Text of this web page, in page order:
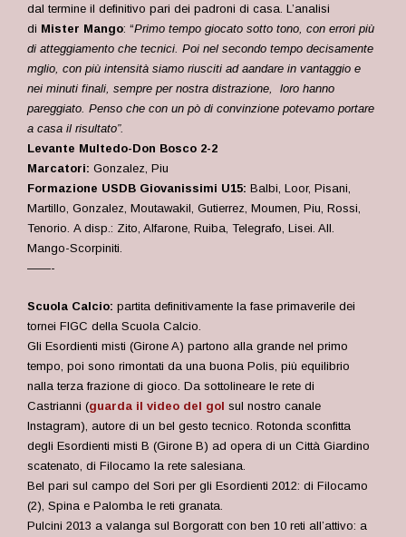
dal termine il definitivo pari dei padroni di casa. L’analisi
di Mister Mango: “Primo tempo giocato sotto tono, con errori più
di atteggiamento che tecnici. Poi nel secondo tempo decisamente
mglio, con più intensità siamo riusciti ad aandare in vantaggio e
nei minuti finali, sempre per nostra distrazione, loro hanno
pareggiato. Penso che con un pò di convinzione potevamo portare
a casa il risultato”.
Levante Multedo-Don Bosco 2-2
Marcatori: Gonzalez, Piu
Formazione USDB Giovanissimi U15: Balbi, Loor, Pisani,
Martillo, Gonzalez, Moutawakil, Gutierrez, Moumen, Piu, Rossi,
Tenorio. A disp.: Zito, Alfarone, Ruiba, Telegrafo, Lisei. All.
Mango-Scorpiniti.
——-
Scuola Calcio: partita definitivamente la fase primaverile dei
tornei FIGC della Scuola Calcio.
Gli Esordienti misti (Girone A) partono alla grande nel primo
tempo, poi sono rimontati da una buona Polis, più equilibrio
nalla terza frazione di gioco. Da sottolineare le rete di
Castrianni (guarda il video del gol sul nostro canale
Instagram), autore di un bel gesto tecnico. Rotonda sconfitta
degli Esordienti misti B (Girone B) ad opera di un Città Giardino
scatenato, di Filocamo la rete salesiana.
Bel pari sul campo del Sori per gli Esordienti 2012: di Filocamo
(2), Spina e Palomba le reti granata.
Pulcini 2013 a valanga sul Borgoratt con ben 10 reti all’attivo: a